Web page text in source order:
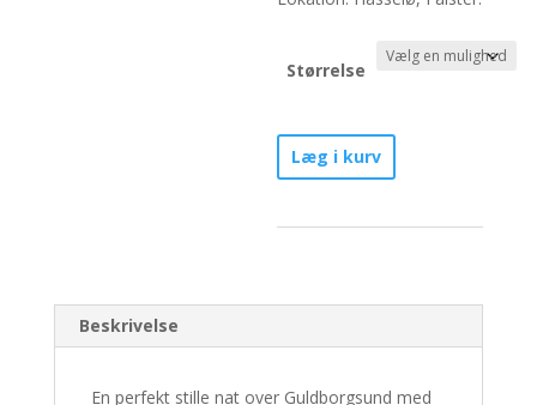
Størrelse
Stilhed
-
1/30
Læg i kurv
Beskrivelse
En perfekt stille nat over Guldborgsund med